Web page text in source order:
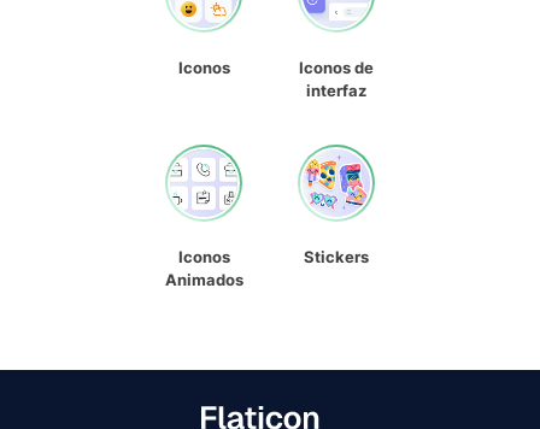
Iconos
Iconos de
interfaz
Iconos
Animados
Stickers